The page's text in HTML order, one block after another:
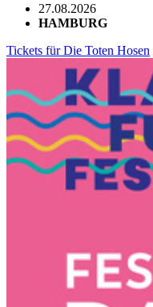
27.08.2026
HAMBURG
Tickets für Die Toten Hosen